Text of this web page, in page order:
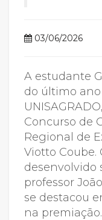
03/06/2026
A estudante
do último
Concurso de
Regional de
Viotto Coube.
desenvolvido
professor
se destacou
na premiação.